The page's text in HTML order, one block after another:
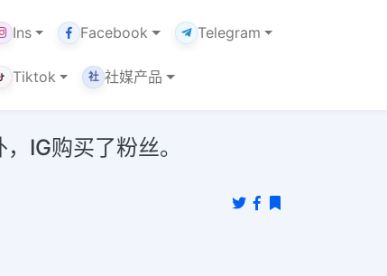
Ins Facebook Telegram
Tiktok 社 社媒产品
IG购买了粉丝。